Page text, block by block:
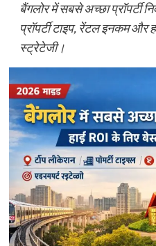
बैंगलोर में सबसे अच्छा प्रॉपर्टी
प्रॉपर्टी टाइप, रेंटल इनकम और
स्ट्रेटेजी।